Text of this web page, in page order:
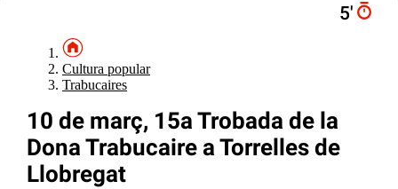
5′
Cultura popular
Trabucaires
10 de març, 15a Trobada de la
Dona Trabucaire a Torrelles de
Llobregat